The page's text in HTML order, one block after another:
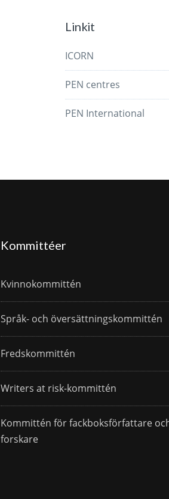
Linkit
ICORN
PEN centres
PEN International
Kommittéer
Kvinnokommittén
Språk- och översättningskommittén
Fredskommittén
Writers at risk-kommittén
Kommittén för fackboksförfattare
forskare